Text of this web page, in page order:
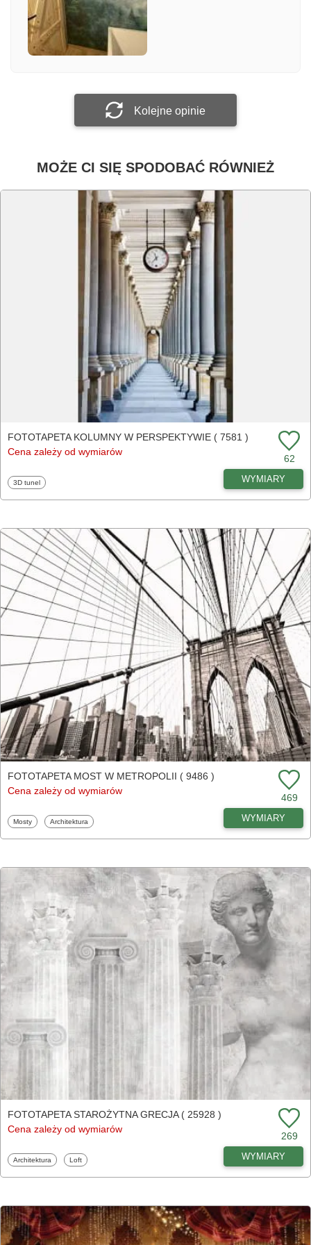
Załącz zdjęcie
Kolejne opinie
MOŻE CI SIĘ SPODOBAĆ RÓWNIEŻ
FOTOTAPETA KOLUMNY W PERSPEKTYWIE ( 7581 )
Cena zależy od wymiarów
62
Fototapety
3D tunel WYMIARY
FOTOTAPETA MOST W METROPOLII ( 9486 )
Cena zależy od wymiarów
469
Fototapety
Mosty Fototapety
Architektura WYMIARY
FOTOTAPETA STAROŻYTNA GRECJA ( 25928 )
Cena zależy od wymiarów
269
Fototapety
Architektura Fototapety
Loft WYMIARY